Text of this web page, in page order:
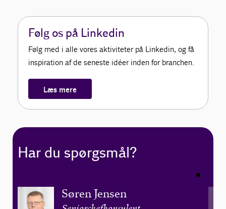
Følg os på Linkedin
Følg med i alle vores aktiviteter på Linkedin, og få
inspiration af de seneste idéer inden for branchen.
Læs mere
Har du spørgsmål?
Søren Jensen